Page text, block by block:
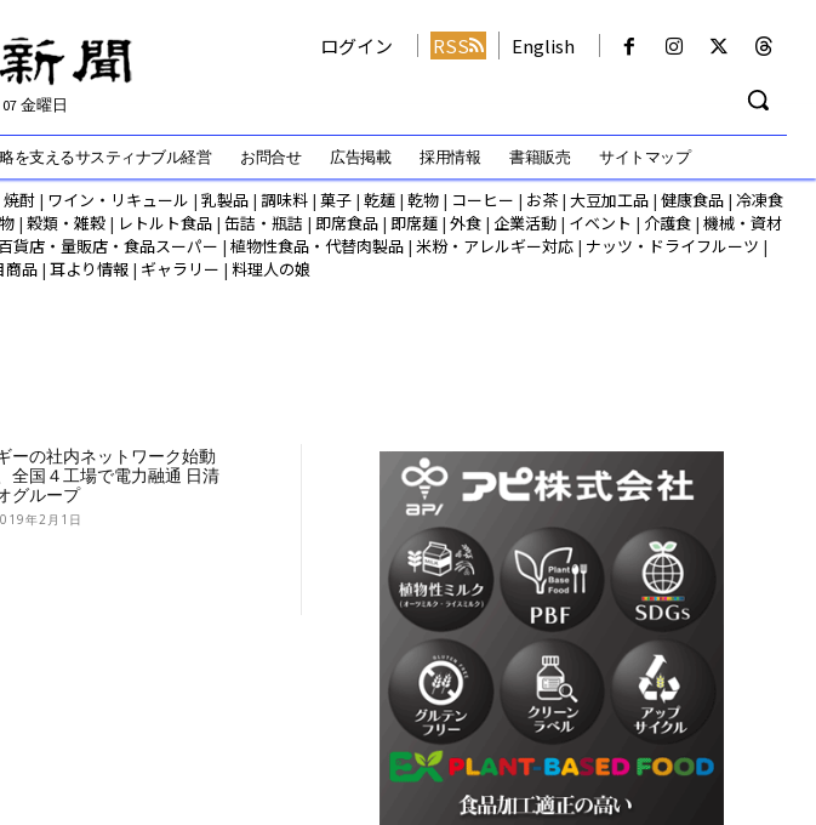
金曜日
ログイン RSS English
を支えるサスティナブル経営 お問合せ 広告掲載 採用情報 書籍販売 サイトマップ
焼酎 | ワイン・リキュール | 乳製品 | 調味料 | 菓子 | 乾麺 | 乾物 | コーヒー | お茶 | 大豆加工品 | 健康食品 | 冷凍食
| 穀類・雑穀 | レトルト食品 | 缶詰・瓶詰 | 即席食品 | 即席麺 | 外食 | 企業活動 | イベント | 介護食 | 機械・資材
貨店・量販店・食品スーパー | 植物性食品・代替肉製品 | 米粉・アレルギー対応 | ナッツ・ドライフルーツ |
商品 | 耳より情報 | ギャラリー | 料理人の娘
ーの社内ネットワーク始動
全国４工場で電力融通 日清
グループ
年2月1日